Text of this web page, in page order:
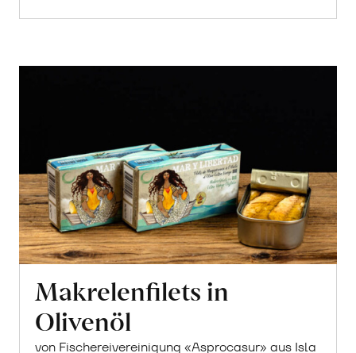
Makrelenfilets in
Olivenöl
von Fischereivereinigung «Asprocasur» aus Isla